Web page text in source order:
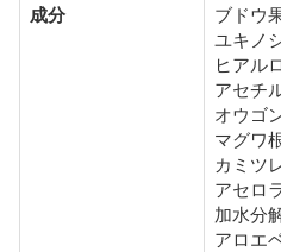
成分
ブドウ
ユキノ
ヒアル
アセチ
オウゴ
マグワ
カミツ
アセロ
加水分
アロエ